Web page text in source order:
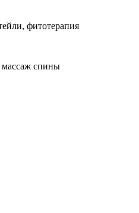
фитотерапия
спины